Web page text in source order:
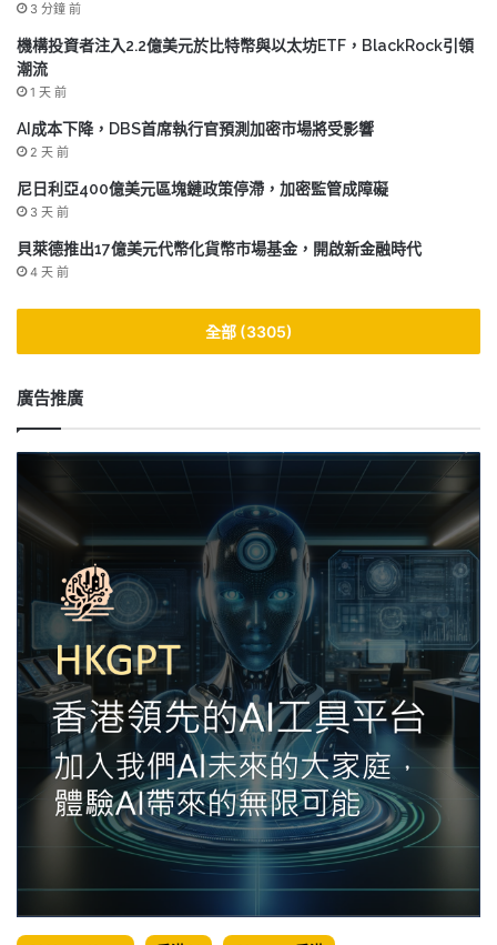
3 分鐘 前
機構投資者注入2.2億美元於比特幣與以太坊ETF，BlackRock引領
潮流
1 天 前
AI成本下降，DBS首席執行官預測加密市場將受影響
2 天 前
尼日利亞400億美元區塊鏈政策停滯，加密監管成障礙
3 天 前
貝萊德推出17億美元代幣化貨幣市場基金，開啟新金融時代
4 天 前
全部 (3305)
廣告推廣